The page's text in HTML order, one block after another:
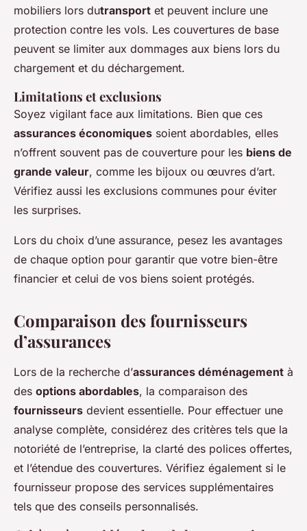
mobiliers lors dutransport et peuvent inclure une
protection contre les vols. Les couvertures de base
peuvent se limiter aux dommages aux biens lors du
chargement et du déchargement.
Limitations et exclusions
Soyez vigilant face aux limitations. Bien que ces
assurances économiques soient abordables, elles
n’offrent souvent pas de couverture pour les biens de
grande valeur, comme les bijoux ou œuvres d’art.
Vérifiez aussi les exclusions communes pour éviter
les surprises.
Lors du choix d’une assurance, pesez les avantages
de chaque option pour garantir que votre bien-être
financier et celui de vos biens soient protégés.
Comparaison des fournisseurs
d’assurances
Lors de la recherche d’assurances déménagement à
des options abordables, la comparaison des
fournisseurs devient essentielle. Pour effectuer une
analyse complète, considérez des critères tels que la
notoriété de l’entreprise, la clarté des polices offertes,
et l’étendue des couvertures. Vérifiez également si le
fournisseur propose des services supplémentaires
tels que des conseils personnalisés.